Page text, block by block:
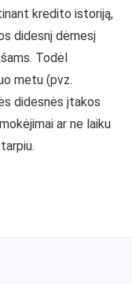
kredito istoriją,
didesnį dėmesį
Todėl
metu (pvz.
didesnės įtakos
ar ne laiku